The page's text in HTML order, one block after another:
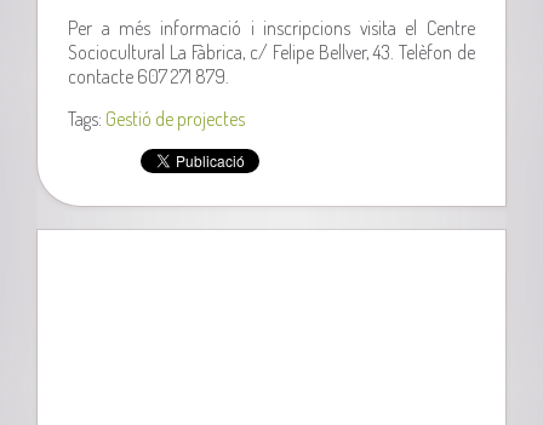
Per a més informació i inscripcions visita el Centre
Sociocultural La Fàbrica, c/ Felipe Bellver, 43. Telèfon de
contacte 607 271 879.
Tags: Gestió de projectes